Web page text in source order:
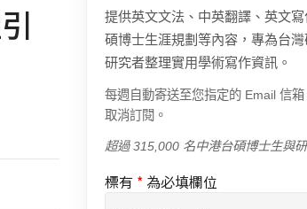
提供英文文法、中英翻譯、英文
碩博士生涯規劃等內容，專為台
研究者整理實用學術寫作資訊。
每週自動寄送至您指定的 Email 信
取消訂閱。
超過 315,000 名中港台碩博士生與
標有 * 為必填欄位